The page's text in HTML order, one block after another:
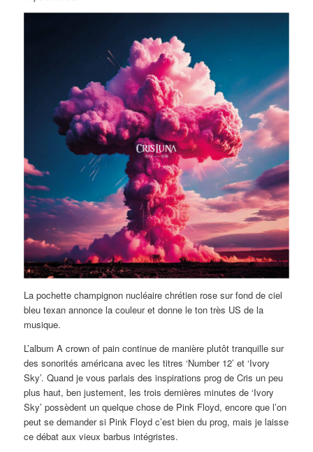
La pochette champignon nucléaire chrétien rose sur fond de ciel
bleu texan annonce la couleur et donne le ton très US de la
musique.
L’album A crown of pain continue de manière plutôt tranquille sur
des sonorités américana avec les titres ‘Number 12’ et ‘Ivory
Sky’. Quand je vous parlais des inspirations prog de Cris un peu
plus haut, ben justement, les trois dernières minutes de ‘Ivory
Sky’ possèdent un quelque chose de Pink Floyd, encore que l’on
peut se demander si Pink Floyd c’est bien du prog, mais je laisse
ce débat aux vieux barbus intégristes.